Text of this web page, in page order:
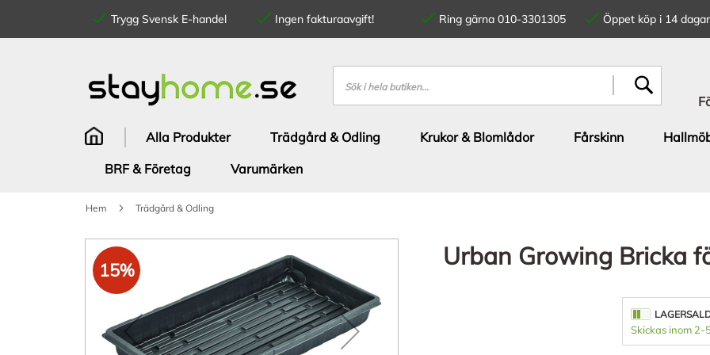
Trygg Svensk E-handel Ingen fakturaavgift! Ring gärna 010-3301305
Öppet köp i 14
innehållet
Sök
Alla Produkter Trädgård & Odling Krukor & Blomlådor Fårskinn
BRF & Företag
Varumärken
Hem Trädgård & Odling
Hoppa
till
slutet15% Urban Growing Bricka
Skickas inom 2-